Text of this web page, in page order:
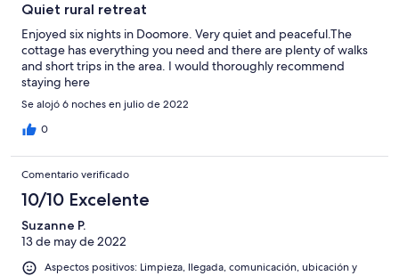
Quiet rural retreat
Enjoyed six nights in Doomore. Very quiet and peaceful.The
cottage has everything you need and there are plenty of walks
and short trips in the area. I would thoroughly recommend
staying here
Se alojó 6 noches en julio de 2022
0
Comentario verificado
10/10 Excelente
Suzanne P.
13 de may de 2022
Aspectos positivos: Limpieza, llegada, comunicación, ubicación y